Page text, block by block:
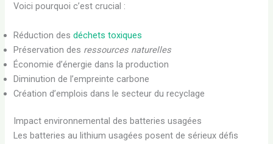
Voici pourquoi c’est crucial :
Réduction desdéchets toxiques
Préservation des ressources naturelles
Économie d’énergie dans la production
Diminution de l’empreinte carbone
Création d’emplois dans le secteur du recyclage
Impact environnemental des batteries usagées
Les batteries au lithium usagées posent de sérieux défis